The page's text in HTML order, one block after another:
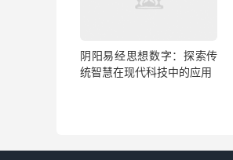
阴阳易经思想数字：探索传
统智慧在现代科技中的应用